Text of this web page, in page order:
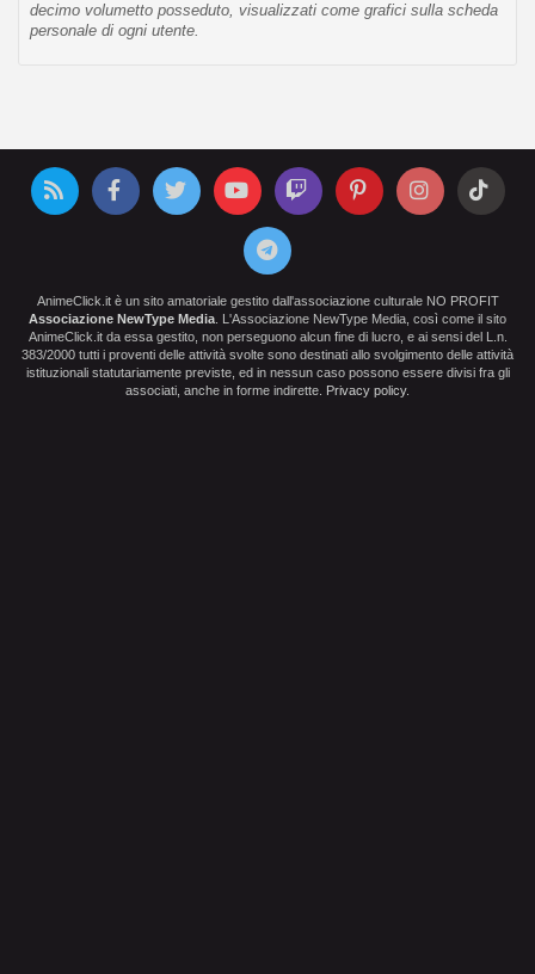
decimo volumetto posseduto, visualizzati come grafici sulla scheda
personale di ogni utente.
AnimeClick.it è un sito amatoriale gestito dall'associazione culturale NO PROFIT
Associazione NewType Media . L'Associazione NewType Media, così come il sito
AnimeClick.it da essa gestito, non perseguono alcun fine di lucro, e ai sensi del L.n.
383/2000 tutti i proventi delle attività svolte sono destinati allo svolgimento delle attività
istituzionali statutariamente previste, ed in nessun caso possono essere divisi fra gli
associati, anche in forme indirette. Privacy policy.